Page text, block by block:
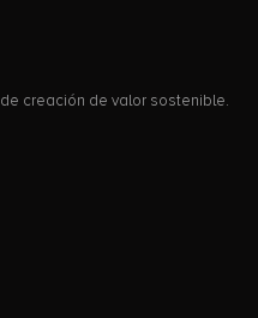
creación de valor sostenible.